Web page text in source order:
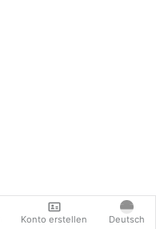
Konto erstellen Deutsch